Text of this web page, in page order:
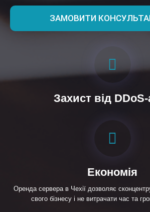
ЗАМОВИТИ
Захист від DDoS-
Економія
Оренда сервера в Чехії дозволяє
свого бізнесу і не витрачати час та